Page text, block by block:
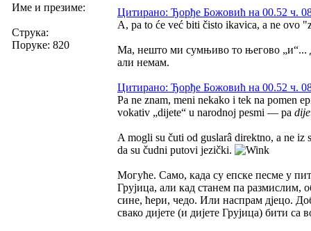
Име и презиме:
Струка:
Поруке: 820
Цитирано: Ђорђе Божовић на 00.52 ч.
A, pa to će već biti čisto ikavica, a ne ovo
Ма, нешто ми сумњиво то његово „и“...
али немам.
Цитирано: Ђорђе Божовић на 00.52 ч.
Pa ne znam, meni nekako i tek na pomen
vokativ „dijete“ u narodnoj pesmi — pa
A mogli su čuti od guslarâ direktno, a ne iz
da su čudni putovi jezički.
Могуће. Само, када су епске песме у
Грујица, али кад станем па размислим,
сине, ћери, чедо. Или наспрам дјецо.
свако дијете (и дијете Грујица) бити